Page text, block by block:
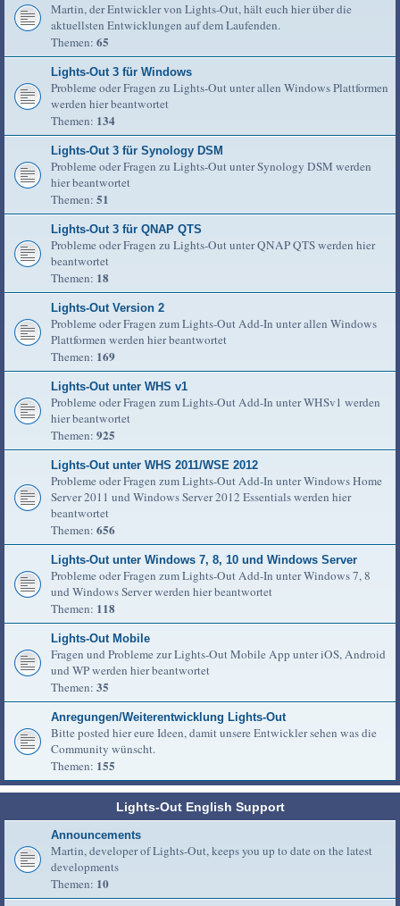
Martin, der Entwickler von Lights-Out, hält euch hier über die
aktuellsten Entwicklungen auf dem Laufenden.
Themen: 65
Lights-Out 3 für Windows
Probleme oder Fragen zu Lights-Out unter allen Windows Plattformen
werden hier beantwortet
Themen: 134
Lights-Out 3 für Synology DSM
Probleme oder Fragen zu Lights-Out unter Synology DSM werden
hier beantwortet
Themen: 51
Lights-Out 3 für QNAP QTS
Probleme oder Fragen zu Lights-Out unter QNAP QTS werden hier
beantwortet
Themen: 18
Lights-Out Version 2
Probleme oder Fragen zum Lights-Out Add-In unter allen Windows
Plattformen werden hier beantwortet
Themen: 169
Lights-Out unter WHS v1
Probleme oder Fragen zum Lights-Out Add-In unter WHSv1 werden
hier beantwortet
Themen: 925
Lights-Out unter WHS 2011/WSE 2012
Probleme oder Fragen zum Lights-Out Add-In unter Windows Home
Server 2011 und Windows Server 2012 Essentials werden hier
beantwortet
Themen: 656
Lights-Out unter Windows 7, 8, 10 und Windows Server
Probleme oder Fragen zum Lights-Out Add-In unter Windows 7, 8
und Windows Server werden hier beantwortet
Themen: 118
Lights-Out Mobile
Fragen und Probleme zur Lights-Out Mobile App unter iOS, Android
und WP werden hier beantwortet
Themen: 35
Anregungen/Weiterentwicklung Lights-Out
Bitte posted hier eure Ideen, damit unsere Entwickler sehen was die
Community wünscht.
Themen: 155
Lights-Out English Support
Announcements
Martin, developer of Lights-Out, keeps you up to date on the latest
developments
Themen: 10